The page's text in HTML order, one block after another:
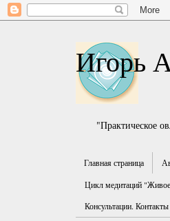
Игорь
"Практическое
Главная страница
Цикл медитаций
Консультации. Контакты